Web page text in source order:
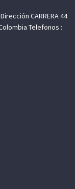
CARRERA 44
Telefonos :